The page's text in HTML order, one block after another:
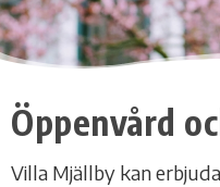
Öppenvård
Villa Mjällby kan